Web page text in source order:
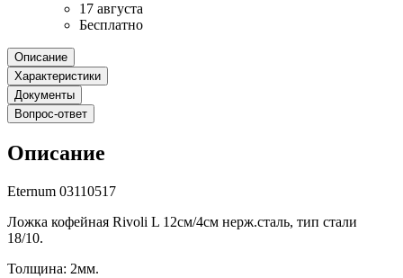
17 августа
Бесплатно
Описание
Характеристики
Документы
Вопрос-ответ
Описание
Eternum 03110517
Ложка кофейная Rivoli L 12см/4см нерж.сталь, тип стали
18/10.
Толщина: 2мм.